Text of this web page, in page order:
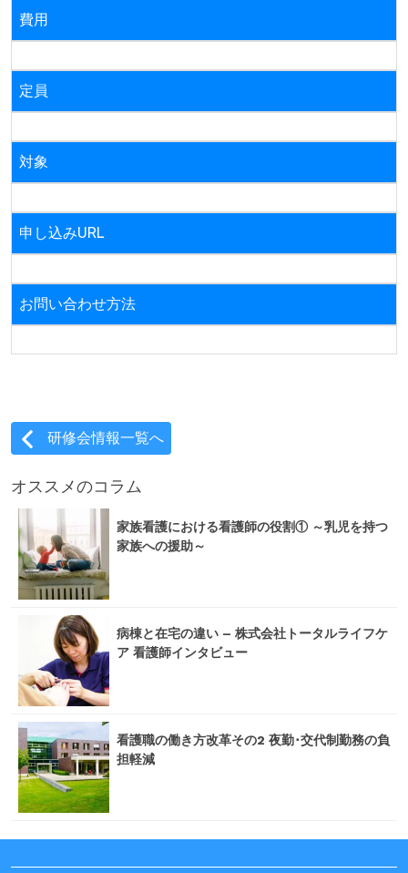
費用
定員
対象
申し込みURL
お問い合わせ方法
研修会情報一覧へ
オススメのコラム
家族看護における看護師の役割① ～乳児を持つ
家族への援助～
病棟と在宅の違い – 株式会社トータルライフケ
ア 看護師インタビュー
看護職の働き方改革その2 夜勤･交代制勤務の負
担軽減